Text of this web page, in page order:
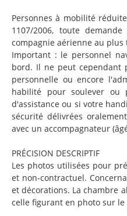
Personnes à mobilité
1107/2006, toute
compagnie aérienne au
Important : le personnel
bord. Il ne peut cependant
personnelle ou encore
habilité pour soulever ou
d'assistance ou si votre
sécurité délivrées
avec un accompagnateur
PRÉCISION DESCRIPTIF
Les photos utilisées pour
et non-contractuel.
et décorations. La chambre
celle figurant en photo sur